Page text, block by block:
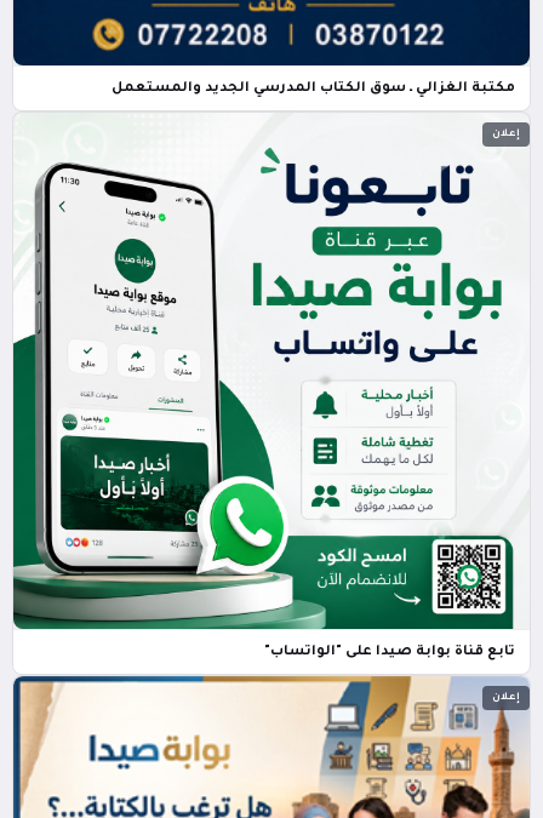
مكتبة الغزالي ـ سوق الكتاب المدرسي الجديد والمستعمل
إعلان
تابع قناة بوابة صيدا على "الواتساب"
إعلان